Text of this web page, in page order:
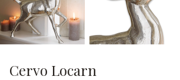
Cervo Locarn